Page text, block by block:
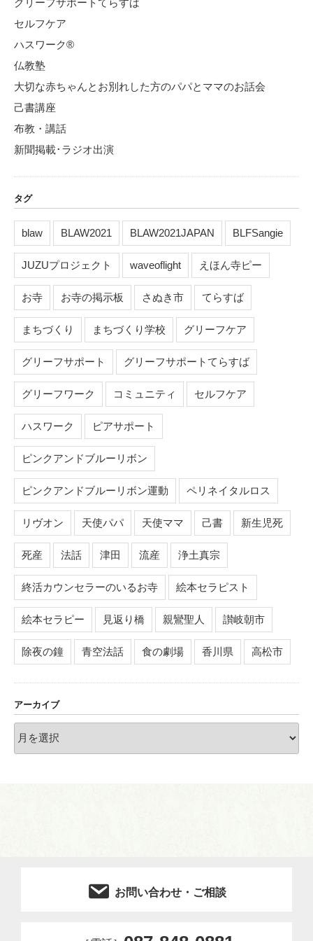
グリーフサポートてらすば
セルフケア
ハスワーク®
仏教塾
大切な赤ちゃんとお別れした方のパパとママのお話会
己書講座
布教・講話
新聞掲載･ラジオ出演
タグ
blaw BLAW2021 BLAW2021JAPAN BLFSangie
JUZUプロジェクト waveoflight えほん寺ピー
お寺 お寺の掲示板 さぬき市 てらすば
まちづくり まちづくり学校 グリーフケア
グリーフサポート グリーフサポートてらすば
グリーフワーク コミュニティ セルフケア
ハスワーク ピアサポート
ピンクアンドブルーリボン
ピンクアンドブルーリボン運動 ペリネイタルロス
リヴオン 天使パパ 天使ママ 己書 新生児死
死産 法話 津田 流産 浄土真宗
終活カウンセラーのいるお寺 絵本セラピスト
絵本セラピー 見返り橋 親鸞聖人 讃岐朝市
除夜の鐘 青空法話 食の劇場 香川県 高松市
アーカイブ
ー
お問い合わせ・ご相談